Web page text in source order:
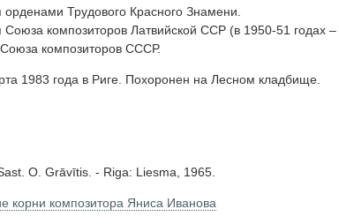
Трудового Красного Знамени.
композиторов Латвийской ССР (в 1950-51 годах –
композиторов СССР.
1983 года в Риге. Похоронен на Лесном кладбище.
O. Grāvītis. - Riga: Liesma, 1965.
корни композитора Яниса Иванова